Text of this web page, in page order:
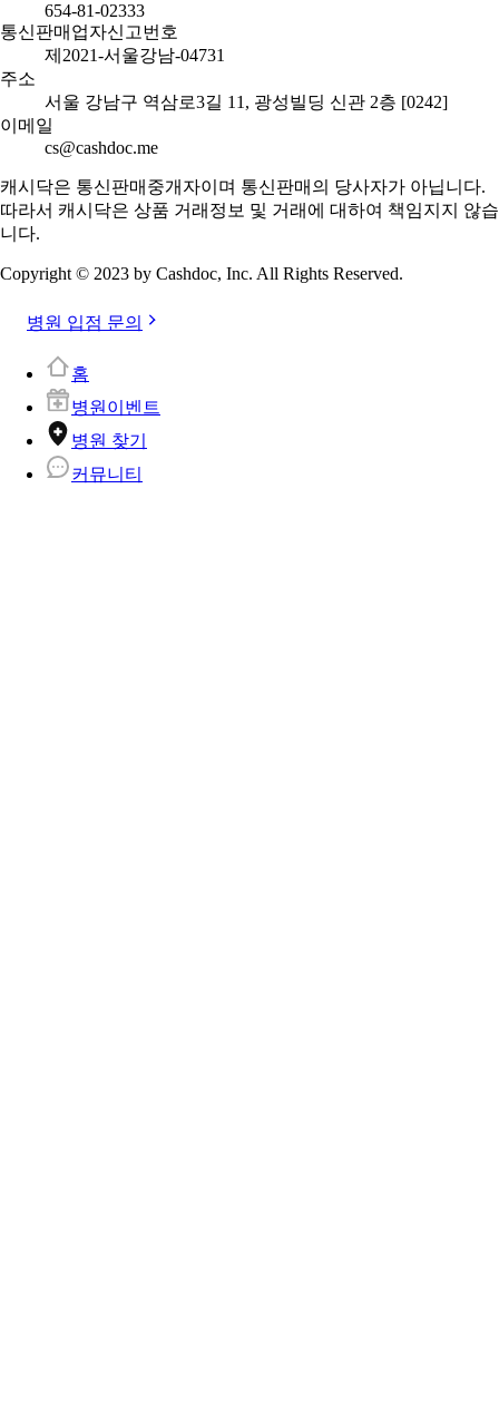
654-81-02333
통신판매업자신고번호
제2021-서울강남-04731
주소
서울 강남구 역삼로3길 11, 광성빌딩 신관 2층 [0242]
이메일
cs@cashdoc.me
캐시닥은 통신판매중개자이며 통신판매의 당사자가 아닙니다.
따라서 캐시닥은 상품 거래정보 및 거래에 대하여 책임지지 않습
니다.
Copyright © 2023 by Cashdoc, Inc. All Rights Reserved.
병원 입점 문의
홈
병원이벤트
병원 찾기
커뮤니티